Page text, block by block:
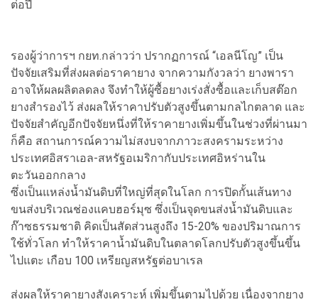
ต่อปี
รองผู้ว่าการฯ กยท.กล่าวว่า ปรากฏการณ์ “เอลนีโญ” เป็น
ปัจจัยเสริมที่ส่งผลต่อราคายาง จากความกังวลว่า ยางพารา
อาจให้ผลผลิตลดลง จึงทำให้ผู้ซื้อยางเร่งสั่งซื้อและเก็บสต๊อก
ยางสำรองไว้ ส่งผลให้ราคาปรับตัวสูงขึ้นตามกลไกตลาด และ
ปัจจัยสำคัญอีกปัจจัยหนึ่งที่ให้ราคายางเพิ่มขึ้นในช่วงที่ผ่านมา
ก็คือ สถานการณ์ความไม่สงบจากภาวะสงครามระหว่าง
ประเทศอิสราเอล-สหรัฐอเมริกากับประเทศอิหร่านใน
ตะวันออกกลาง
ซึ่งเป็นแหล่งน้ำมันดิบที่ใหญ่ที่สุดในโลก การปิดกั้นเส้นทาง
ขนส่งบริเวณช่องแคบฮอร์มุซ ซึ่งเป็นจุดขนส่งน้ำมันดิบและ
ก๊าซธรรมชาติ คิดเป็นสัดส่วนสูงถึง 15-20% ของปริมาณการ
ใช้ทั่วโลก ทำให้ราคาน้ำมันดิบในตลาดโลกปรับตัวสูงขึ้นขึ้น
ไปแตะ เกือบ 100 เหรียญสหรัฐต่อบาเรล
ส่งผลให้ราคายางสังเคราะห์ เพิ่มขึ้นตามไปด้วย เนื่องจากยาง